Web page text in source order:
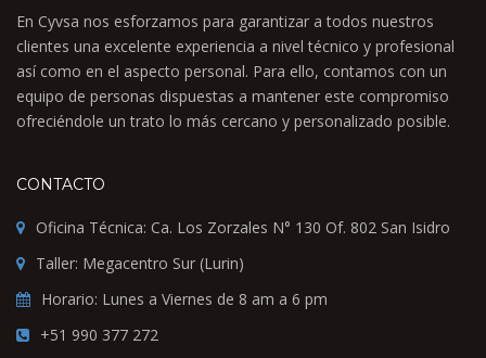
En Cyvsa nos esforzamos para garantizar a todos nuestros
clientes una excelente experiencia a nivel técnico y profesional
así como en el aspecto personal. Para ello, contamos con un
equipo de personas dispuestas a mantener este compromiso
ofreciéndole un trato lo más cercano y personalizado posible.
CONTACTO
Oficina Técnica: Ca. Los Zorzales N° 130 Of. 802 San Isidro
Taller: Megacentro Sur (Lurin)
Horario: Lunes a Viernes de 8 am a 6 pm
+51 990 377 272